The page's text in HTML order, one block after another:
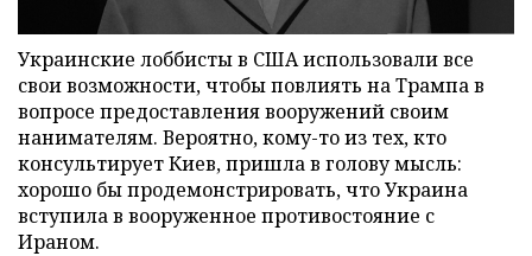
Украинские лоббисты в США использовали все
свои возможности, чтобы повлиять на Трампа в
вопросе предоставления вооружений своим
нанимателям. Вероятно, кому-то из тех, кто
консультирует Киев, пришла в голову мысль:
хорошо бы продемонстрировать, что Украина
вступила в вооруженное противостояние с
Ираном.